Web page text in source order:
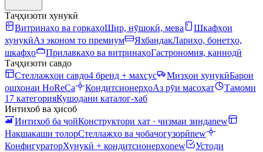
Таҷҳизоти хунукӣ
Витринаҳо ва горкаҳоШир, нӯшокӣ, мева
Шкафҳои
хунукӣАз эконом то премиум ЯхбандакЛариҳо, бонетҳо,
шкафҳо
Прилавкаҳо ва витринаҳоГастрономия, қаннодӣ
Таҷҳизоти савдо
Стеллажҳои савдо4 бренд + махсус Мизҳои хунукӣБарои
ошхонаи HoReCa
КондитсионерҳоАз рӯи масоҳат
Тамоми
17 категорияКушодани каталог-хаб
Интихоб ва ҳисоб
Интихоб ба ҷойКонструктори хат · чизмаи зиндаnew
Нақшакаши толорСтеллажҳо ва ҷобаҷогузорӣnew
КонфигураторХунукӣ + кондитсионерҳоnew
Устоди